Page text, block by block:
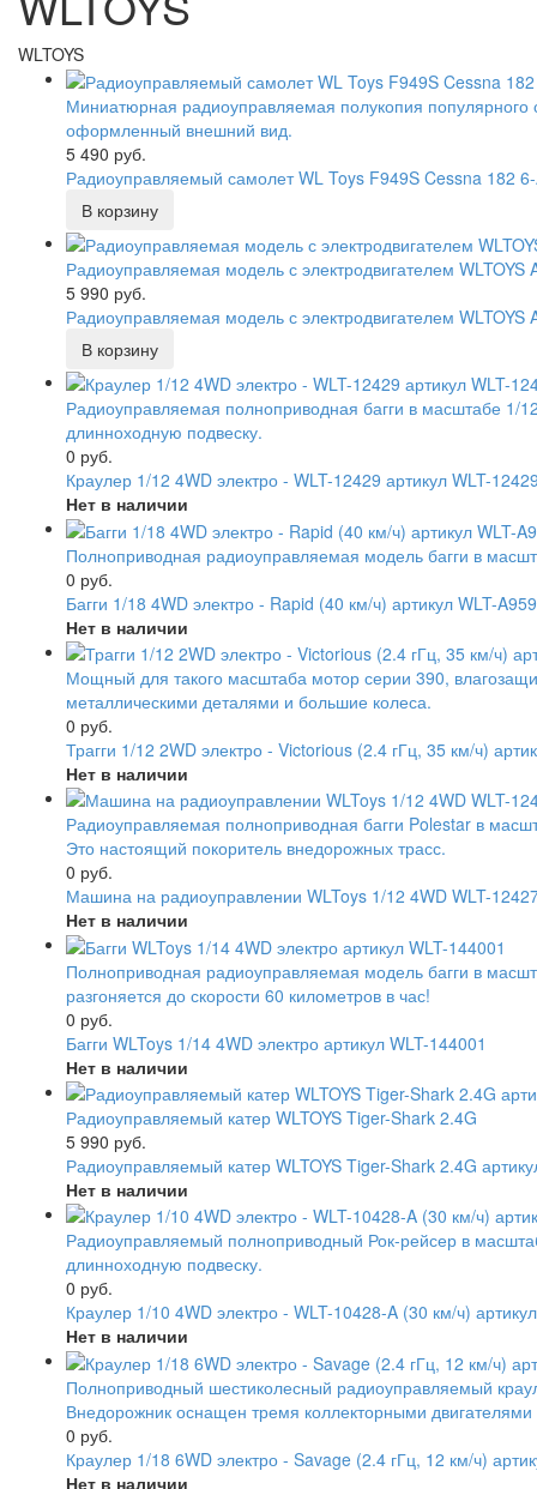
WLTOYS
Миниатюрная радиоуправляемая полукопия
оформленный внешний вид.
5 490 руб.
Радиоуправляемый самолет WL Toys F949S Cessna 182
Радиоуправляемая модель с электродвигателем
5 990 руб.
Радиоуправляемая модель с электродвигателем
Радиоуправляемая полноприводная багги в масштабе
длинноходную подвеску.
0 руб.
Краулер 1/12 4WD электро - WLT-12429 артикул WLT-
Нет в наличии
Полноприводная радиоуправляемая модель багги в
0 руб.
Багги 1/18 4WD электро - Rapid (40 км/ч) артикул WLT-
Нет в наличии
Мощный для такого масштаба мотор серии 390,
металлическими деталями и большие колеса.
0 руб.
Трагги 1/12 2WD электро - Victorious (2.4 гГц, 35 км/ч)
Нет в наличии
Радиоуправляемая полноприводная багги Polestar в
Это настоящий покоритель внедорожных трасс.
0 руб.
Машина на радиоуправлении WLToys 1/12 4WD WLT-
Нет в наличии
Полноприводная радиоуправляемая модель багги в
разгоняется до скорости 60 километров в час!
0 руб.
Багги WLToys 1/14 4WD электро артикул WLT-144001
Нет в наличии
Радиоуправляемый катер WLTOYS Tiger-Shark 2.4G
5 990 руб.
Радиоуправляемый катер WLTOYS Tiger-Shark 2.4G
Нет в наличии
Радиоуправляемый полноприводный Рок-рейсер в
длинноходную подвеску.
0 руб.
Краулер 1/10 4WD электро - WLT-10428-A (30 км/ч)
Нет в наличии
Полноприводный шестиколесный радиоуправляемый
Внедорожник оснащен тремя коллекторными
0 руб.
Краулер 1/18 6WD электро - Savage (2.4 гГц, 12 км/ч)
Нет в наличии